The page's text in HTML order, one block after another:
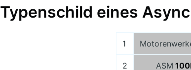
Typenschild eines
1
2 ASM